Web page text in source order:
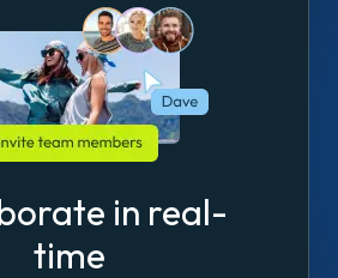
in real-
time